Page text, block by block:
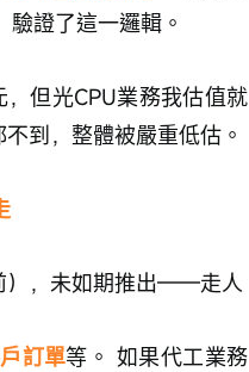
證了這一邏輯。
但光CPU業務我估值就
到，整體被嚴重低估。
），未如期推出——走人
訂單等。 如果代工業務